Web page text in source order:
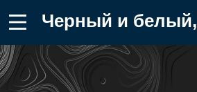
Черный и белый, визуальное искусство Фото